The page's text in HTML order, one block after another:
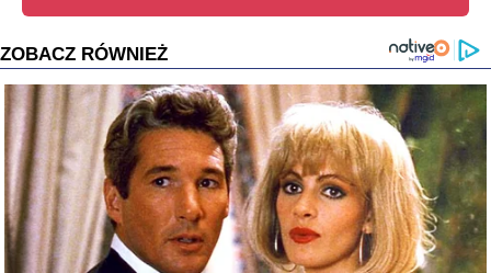
ZOBACZ RÓWNIEŻ